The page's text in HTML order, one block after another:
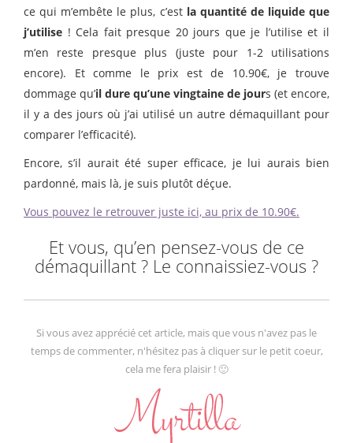
ce qui m’embête le plus, c’est la quantité de liquide que
j’utilise ! Cela fait presque 20 jours que je l’utilise et il
m’en reste presque plus (juste pour 1-2 utilisations
encore). Et comme le prix est de 10.90€, je trouve
dommage qu’il dure qu’une vingtaine de jours (et encore,
il y a des jours où j’ai utilisé un autre démaquillant pour
comparer l’efficacité).
Encore, s’il aurait été super efficace, je lui aurais bien
pardonné, mais là, je suis plutôt déçue.
Vous pouvez le retrouver juste ici, au prix de 10.90€.
Et vous, qu’en pensez-vous de ce
démaquillant ? Le connaissiez-vous ?
Si vous avez apprécié cet article, mais que vous n'avez pas le
temps de commenter, n'hésitez pas à cliquer sur le petit coeur,
cela me fera plaisir ! 🙂